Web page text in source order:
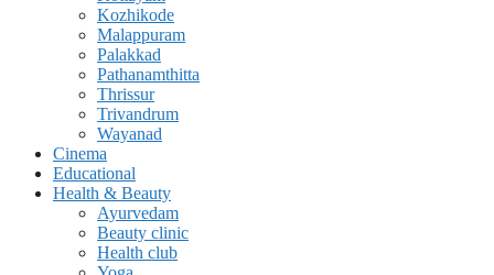
Kozhikode
Malappuram
Palakkad
Pathanamthitta
Thrissur
Trivandrum
Wayanad
Cinema
Educational
Health & Beauty
Ayurvedam
Beauty clinic
Health club